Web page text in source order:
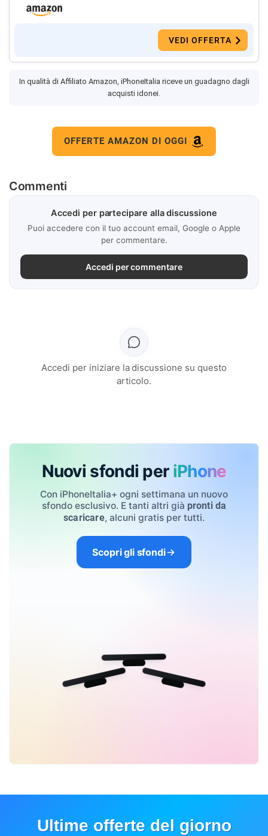
VEDI OFFERTA
In qualità di Affiliato Amazon, iPhoneItalia riceve un guadagno dagli
acquisti idonei.
OFFERTE AMAZON DI OGGI
Commenti
Accedi per partecipare alla discussione
Puoi accedere con il tuo account email, Google o Apple
per commentare.
Accedi per commentare
Accedi per iniziare la discussione su questo
articolo.
Nuovi sfondi per iPhone
Con iPhoneItalia+ ogni settimana un nuovo
sfondo esclusivo. E tanti altri già pronti da
scaricare, alcuni gratis per tutti.
Scopri gli sfondi
Ultime offerte del giorno